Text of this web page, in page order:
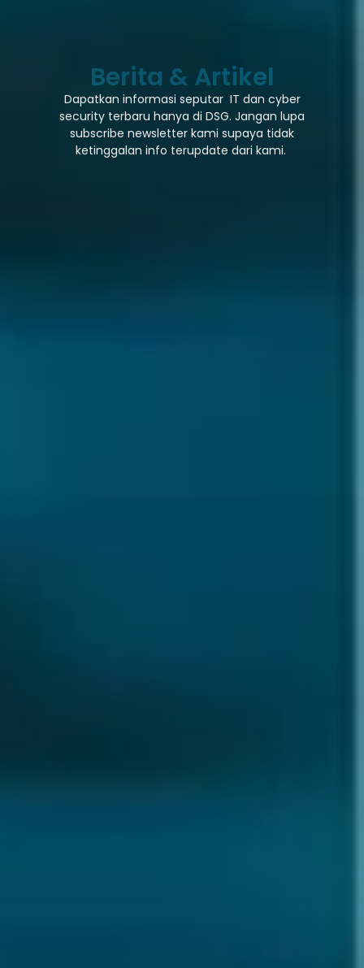
Berita & Artikel
Dapatkan informasi seputar IT dan cyber
security terbaru hanya di DSG. Jangan lupa
subscribe newsletter kami supaya tidak
ketinggalan info terupdate dari kami.